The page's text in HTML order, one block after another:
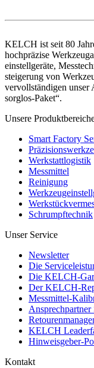
KELCH ist seit 80
hochpräzise
einstellgeräte,
steigerung von
vervollständigen unser
sorglos-Paket“.
Unsere
Smart Factory
Werkstattlogistik
Messmittel
Reinigung
Schrumpftechnik
Unser Service
Newsletter
Die
Die KELCH-
Der KELCH-
Messmittel-
Ansprechpartner
KELCH
Hinweisgeber-
Kontakt